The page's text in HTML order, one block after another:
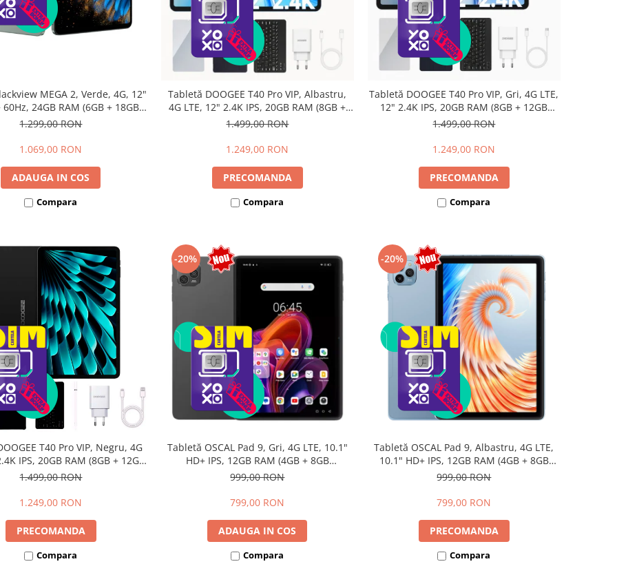
MEGA 2, Verde, 4G, 12"
60Hz, 24GB RAM (6GB + 18GB
256GB ROM, Android 15,
Face Unlock, Dual SIM
1.299,00 RON
1.069,00 RON
ADAUGA IN COS
Compara
Tabletă DOOGEE T40 Pro VIP, Albastru,
4G LTE, 12" 2.4K IPS, 20GB RAM (8GB +
12GB extensibili), 512GB, Helio G99,
1.499,00 RON
1.249,00 RON
PRECOMANDA
Compara
Tabletă DOOGEE T40 Pro VIP, Gri, 4G LTE,
12" 2.4K IPS, 20GB RAM (8GB + 12GB
extensibili), 512GB, Helio G99, 10800mAh,
1.499,00 RON
1.249,00 RON
PRECOMANDA
Compara
T40 Pro VIP, Negru, 4G
IPS, 20GB RAM (8GB + 12GB
512GB, Helio G99, 10800mAh,
1.499,00 RON
1.249,00 RON
PRECOMANDA
Compara
-20%
Tabletă OSCAL Pad 9, Gri, 4G LTE, 10.1"
HD+ IPS, 12GB RAM (4GB + 8GB
extensibili), 128GB, Android 15,
999,00 RON
799,00 RON
ADAUGA IN COS
Compara
-20%
Tabletă OSCAL Pad 9, Albastru, 4G LTE,
10.1" HD+ IPS, 12GB RAM (4GB + 8GB
extensibili), 128GB, Android 15,
999,00 RON
799,00 RON
PRECOMANDA
Compara